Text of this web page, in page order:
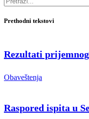
Prethodni tekstovi
Rezultati
Obaveštenja
Raspored ispita u